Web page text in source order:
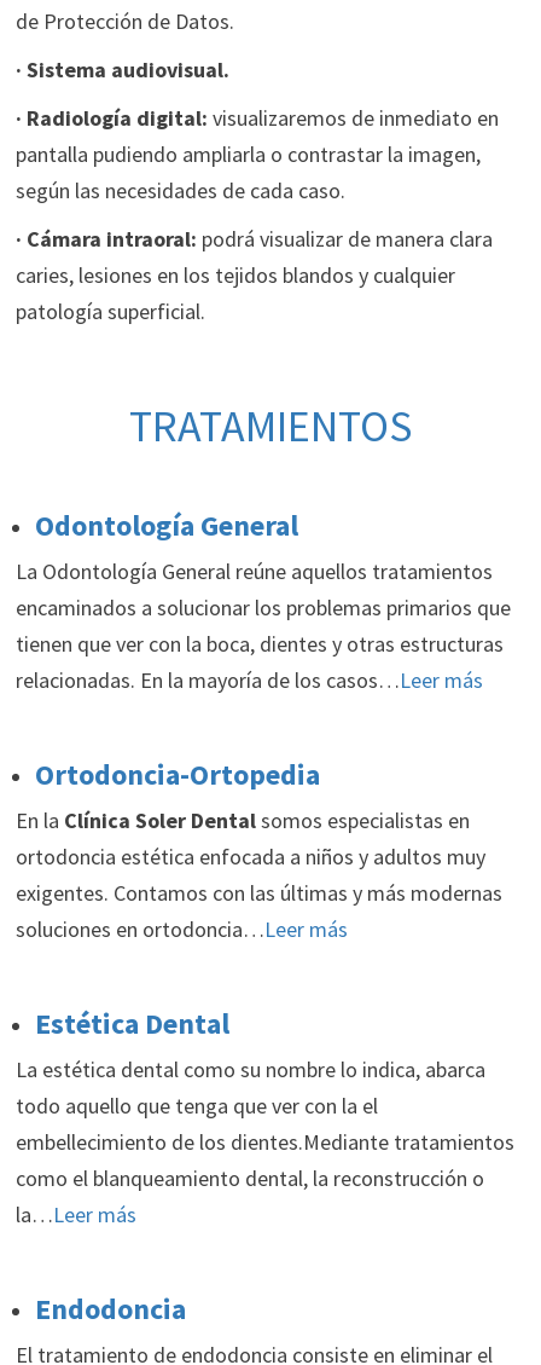
de Protección de Datos.
· Sistema audiovisual.
· Radiología digital: visualizaremos de inmediato en
pantalla pudiendo ampliarla o contrastar la imagen,
según las necesidades de cada caso.
· Cámara intraoral: podrá visualizar de manera clara
caries, lesiones en los tejidos blandos y cualquier
patología superficial.
TRATAMIENTOS
Odontología General
La Odontología General reúne aquellos tratamientos
encaminados a solucionar los problemas primarios que
tienen que ver con la boca, dientes y otras estructuras
relacionadas. En la mayoría de los casos…Leer más
Ortodoncia-Ortopedia
En la Clínica Soler Dentalsomos especialistas en
ortodoncia estética enfocada a niños y adultos muy
exigentes. Contamos con las últimas y más modernas
soluciones en ortodoncia…Leer más
Estética Dental
La estética dental como su nombre lo indica, abarca
todo aquello que tenga que ver con la el
embellecimiento de los dientes.Mediante tratamientos
como el blanqueamiento dental, la reconstrucción o
la…Leer más
Endodoncia
El tratamiento de endodoncia consiste en eliminar el